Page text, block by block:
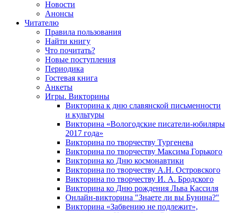
Новости
Анонсы
Читателю
Правила пользования
Найти книгу
Что почитать?
Новые поступления
Периодика
Гостевая книга
Анкеты
Игры. Викторины
Викторина к дню славянской письменности
и культуры
Викторина «Вологодские писатели-юбиляры
2017 года»
Викторина по творчеству Тургенева
Викторина по творчеству Максима Горького
Викторина ко Дню космонавтики
Викторина по творчеству А.Н. Островского
Викторина по творчеству И. А. Бродского
Викторина ко Дню рождения Льва Кассиля
Онлайн-викторина "Знаете ли вы Бунина?"
Викторина «Забвению не подлежит»,